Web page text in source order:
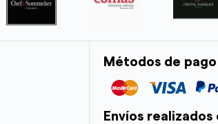
Métodos de pago
Envíos realizados